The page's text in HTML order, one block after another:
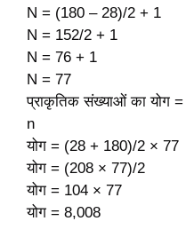
N = (180 – 28)/2 + 1
N = 152/2 + 1
N = 76 + 1
N = 77
प्राकृतिक संख्याओं का योग
n
योग = (28 + 180)/2 × 77
योग = (208 × 77)/2
योग = 104 × 77
योग = 8,008